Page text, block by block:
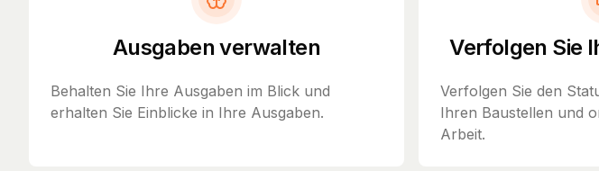
Ausgaben verwalten
Behalten Sie Ihre Ausgaben im Blick und
erhalten Sie Einblicke in Ihre Ausgaben.
Verfolgen Sie
Verfolgen Sie den
Ihren Baustellen und
Arbeit.